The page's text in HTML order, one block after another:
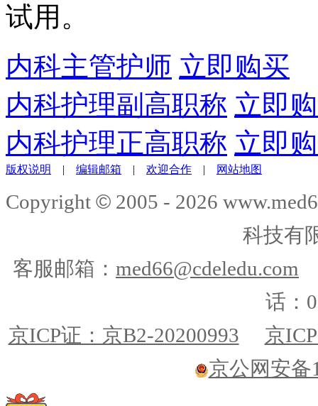
试用。
内科主管护师 立即购买
内科护理副高职称 立即
内科护理正高职称 立即
版权说明 | 编辑邮箱 | 欢迎合作 | 网站地图
Copyright © 2005 - 2026
科技有
客服邮箱： med66@cdeledu.com
话：
京ICP证：京B2-20200993
京
京公网安备